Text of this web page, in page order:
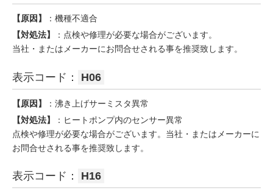
【原因】
：機種不適合
【対処法】
：点検や修理が必要な場合がございます。
当社・またはメーカーにお問合せされる事を推奨致します。
表示コード： H06
【原因】
：沸き上げサーミスタ異常
【対処法】
：ヒートポンプ内のセンサー異常
点検や修理が必要な場合がございます。当社・またはメーカーに
お問合せされる事を推奨致します。
表示コード： H16